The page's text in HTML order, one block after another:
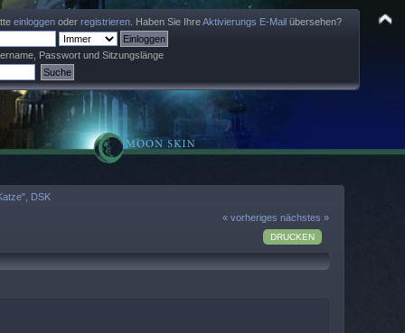
einloggen oder registrieren . Haben Sie IhreAktivierungs E-Mail übersehen?
Passwort und Sitzungslänge
DSK
« vorheriges nächstes »
DRUCKEN